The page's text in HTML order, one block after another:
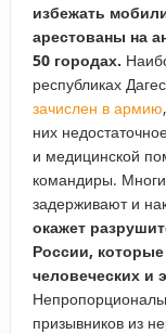
избежать
арестованы на
50 городах.
республиках
зачислен в армию
них
и медицинской
командиры.
задерживают и
окажет
России,
человеческих и
призывников из